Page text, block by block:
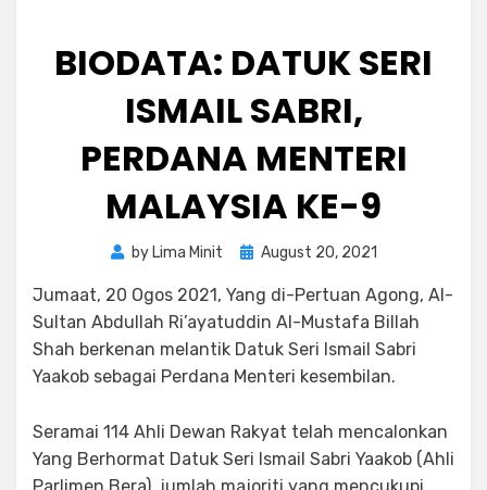
BIODATA: DATUK SERI
ISMAIL SABRI,
PERDANA MENTERI
MALAYSIA KE-9
by Lima Minit
Posted
August 20, 2021
Jumaat, 20 Ogos 2021, Yang di-Pertuan Agong, Al-
Sultan Abdullah Ri’ayatuddin Al-Mustafa Billah
Shah berkenan melantik Datuk Seri Ismail Sabri
Yaakob sebagai Perdana Menteri kesembilan.
Seramai 114 Ahli Dewan Rakyat telah mencalonkan
Yang Berhormat Datuk Seri Ismail Sabri Yaakob (Ahli
Parlimen Bera), jumlah majoriti yang mencukupi